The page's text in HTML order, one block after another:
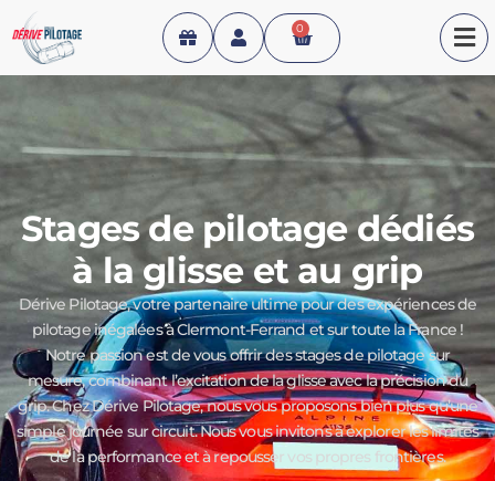
0
Stages de pilotage dédiés
à la glisse et au grip
Dérive Pilotage, votre partenaire ultime pour des expériences de
pilotage inégalées à Clermont-Ferrand et sur toute la France !
Notre passion est de vous offrir des stages de pilotage sur
mesure, combinant l’excitation de la glisse avec la précision du
grip. Chez Dérive Pilotage, nous vous proposons bien plus qu’une
simple journée sur circuit. Nous vous invitons à explorer les limites
de la performance et à repousser vos propres frontières.